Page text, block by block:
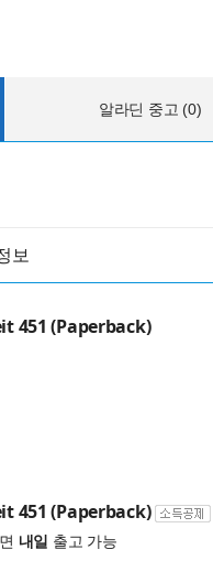
알라딘 중고 (0)
보
451 (Paperback)
451 (Paperback)
내일 출고 가능